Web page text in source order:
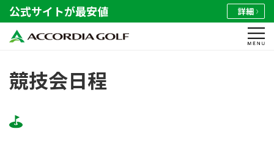
公式サイトが最安値 詳細
競技会日程